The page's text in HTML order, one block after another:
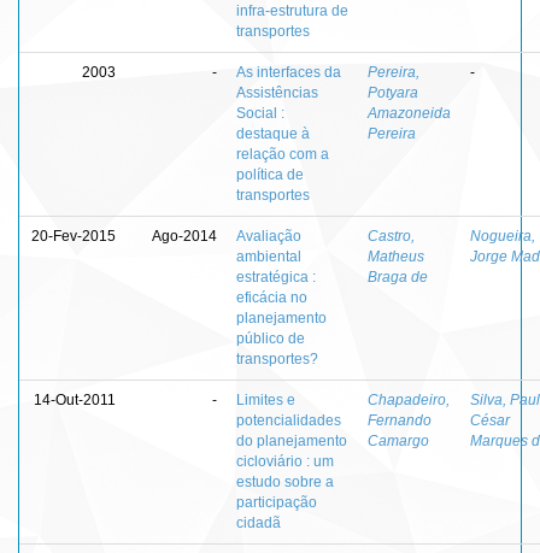
infra-estrutura de
transportes
2003 -
As interfaces da
Assistências
Social :
destaque à
relação com a
política de
transportes
Pereira,
Potyara
Amazoneida
Pereira
-
20-Fev-2015 Ago-2014
Avaliação
ambiental
estratégica :
eficácia no
planejamento
público de
transportes?
Castro,
Matheus
Braga de
Nogueira,
Jorge
14-Out-2011 -
Limites e
potencialidades
do planejamento
cicloviário : um
estudo sobre a
participação
cidadã
Chapadeiro,
Fernando
Camargo
Silva,
César
Marques